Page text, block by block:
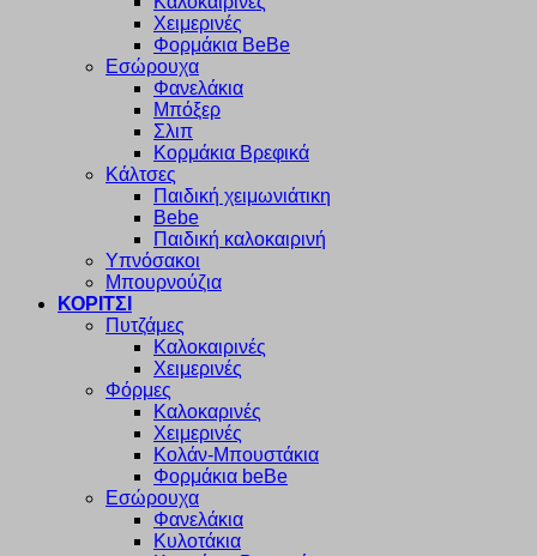
Χειμερινές
Φορμάκια BeBe
Εσώρουχα
Φανελάκια
Μπόξερ
Σλιπ
Κορμάκια Βρεφικά
Κάλτσες
Παιδική χειμωνιάτικη
Bebe
Παιδική καλοκαιρινή
Υπνόσακοι
Μπουρνούζια
ΚΟΡΙΤΣΙ
Πυτζάμες
Καλοκαιρινές
Χειμερινές
Φόρμες
Καλοκαρινές
Χειμερινές
Κολάν-Μπουστάκια
Φορμάκια beBe
Εσώρουχα
Φανελάκια
Κυλοτάκια